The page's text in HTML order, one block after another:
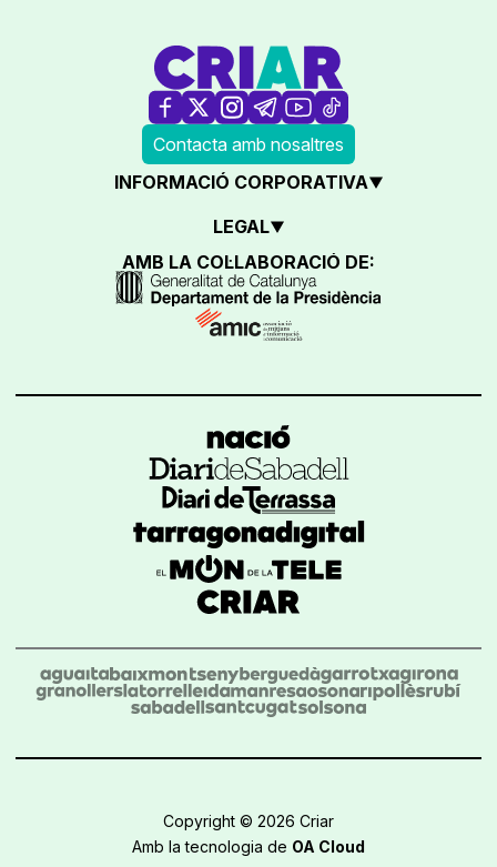
Contacta amb nosaltres
INFORMACIÓ CORPORATIVA
LEGAL
AMB LA COL·LABORACIÓ DE:
Copyright © 2026 Criar
Amb la tecnologia de OA Cloud